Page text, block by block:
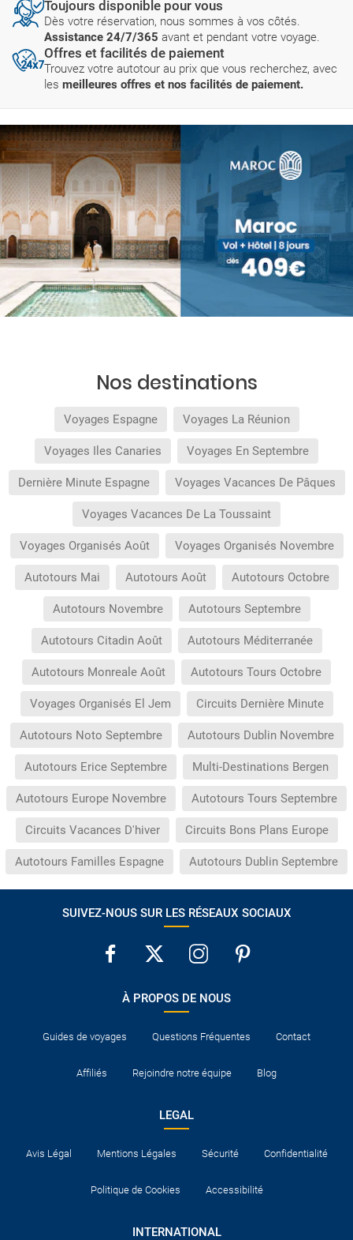
Toujours disponible pour vous
Dès votre réservation, nous sommes à vos côtés.
Assistance 24/7/365 avant et pendant votre voyage.
Offres et facilités de paiement
Trouvez votre autotour au prix que vous recherchez, avec
les meilleures offres et nos facilités de paiement.
Nos destinations
Voyages Espagne Voyages La Réunion
Voyages Iles Canaries Voyages En Septembre
Dernière Minute Espagne Voyages Vacances De Pâques
Voyages Vacances De La Toussaint
Voyages Organisés Août Voyages Organisés Novembre
Autotours Mai Autotours Août Autotours Octobre
Autotours Novembre Autotours Septembre
Autotours Citadin Août Autotours Méditerranée
Autotours Monreale Août Autotours Tours Octobre
Voyages Organisés El Jem Circuits Dernière Minute
Autotours Noto Septembre Autotours Dublin Novembre
Autotours Erice Septembre Multi-Destinations Bergen
Autotours Europe Novembre Autotours Tours Septembre
Circuits Vacances D'hiver Circuits Bons Plans Europe
Autotours Familles Espagne Autotours Dublin Septembre
SUIVEZ-NOUS SUR LES RÉSEAUX SOCIAUX
À PROPOS DE NOUS
Guides de voyages Questions Fréquentes Contact
Affiliés Rejoindre notre équipe Blog
LEGAL
Avis Légal Mentions Légales Sécurité Confidentialité
Politique de Cookies Accessibilité
INTERNATIONAL